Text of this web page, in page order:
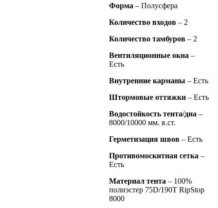
Форма – Полусфера
Количество входов – 2
Количество тамбуров – 2
Вентиляционные окна –
Есть
Внутренние карманы – Есть
Штормовые оттяжки – Есть
Водостойкость тента/дна –
8000/10000 мм. в.ст.
Герметизация швов – Есть
Противомоскитная сетка –
Есть
Материал тента – 100%
полиэстер 75D/190Т RipStop
8000